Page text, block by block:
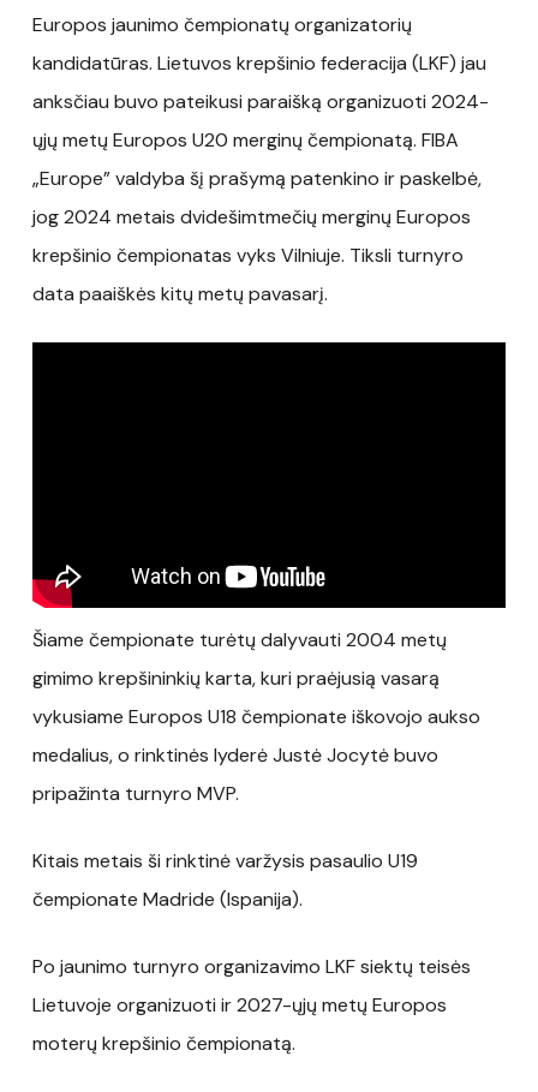
Europos jaunimo čempionatų organizatorių
kandidatūras. Lietuvos krepšinio federacija (LKF) jau
anksčiau buvo pateikusi paraišką organizuoti 2024-
ųjų metų Europos U20 merginų čempionatą. FIBA
„Europe” valdyba šį prašymą patenkino ir paskelbė,
jog 2024 metais dvidešimtmečių merginų Europos
krepšinio čempionatas vyks Vilniuje. Tiksli turnyro
data paaiškės kitų metų pavasarį.
Šiame čempionate turėtų dalyvauti 2004 metų
gimimo krepšininkių karta, kuri praėjusią vasarą
vykusiame Europos U18 čempionate iškovojo aukso
medalius, o rinktinės lyderė Justė Jocytė buvo
pripažinta turnyro MVP.
Kitais metais ši rinktinė varžysis pasaulio U19
čempionate Madride (Ispanija).
Po jaunimo turnyro organizavimo LKF siektų teisės
Lietuvoje organizuoti ir 2027-ųjų metų Europos
moterų krepšinio čempionatą.